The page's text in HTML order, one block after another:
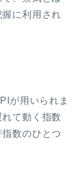
に利用され
が用いられま
て動く 指数
数のひとつ